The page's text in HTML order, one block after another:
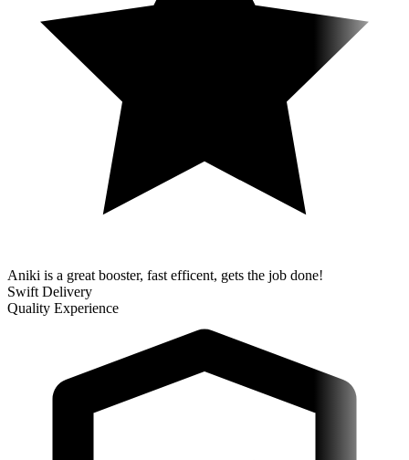
Aniki is a great booster, fast efficent, gets the job done!
Swift Delivery
Quality Experience